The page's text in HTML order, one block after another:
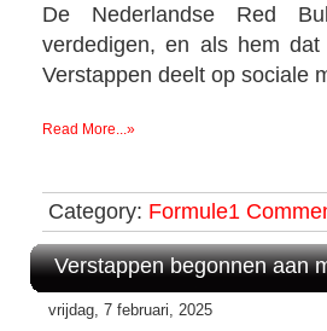
De Nederlandse Red
verdedigen, en als hem
Verstappen deelt op sociale
Read More...»
Category: Formule1
Verstappen begonnen aan
vrijdag, 7 februari, 2025